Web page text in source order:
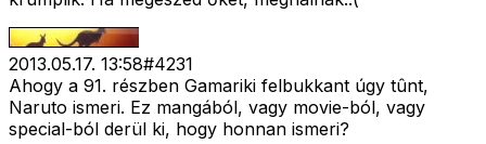
2013.05.17. 13:58#4231
Ahogy a 91. részben Gamariki felbukkant úgy tûnt,
Naruto ismeri. Ez mangából, vagy movie-ból, vagy
special-ból derül ki, hogy honnan ismeri?